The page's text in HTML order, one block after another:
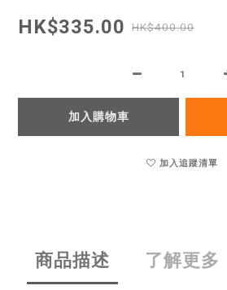
HK$335.00 HK$400.00
加入購物車
加入追蹤清單
商品描述 了解更多